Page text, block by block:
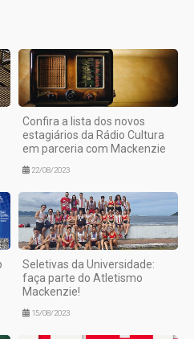
Confira a lista dos novos
estagiários da Rádio Cultura
em parceria com Mackenzie
22/08/2023
Seletivas da Universidade:
faça parte do Atletismo
Mackenzie!
15/08/2023